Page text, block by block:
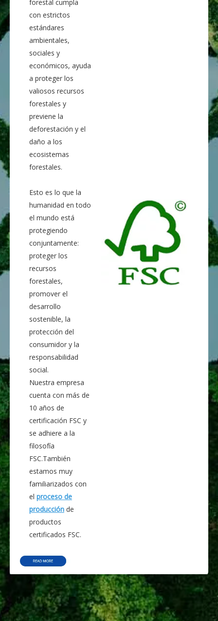
forestal cumpla
con estrictos
estándares
ambientales,
sociales y
económicos, ayuda
a proteger los
valiosos recursos
forestales y
previene la
deforestación y el
daño a los
ecosistemas
forestales.
Esto es lo que la
humanidad en todo
el mundo está
protegiendo
conjuntamente:
proteger los
recursos
forestales,
promover el
desarrollo
sostenible, la
protección del
consumidor y la
responsabilidad
social.
Nuestra empresa
cuenta con más de
10 años de
certificación FSC y
se adhiere a la
filosofía
FSC.También
estamos muy
familiarizados con
el proceso de
producción de
productos
certificados FSC.